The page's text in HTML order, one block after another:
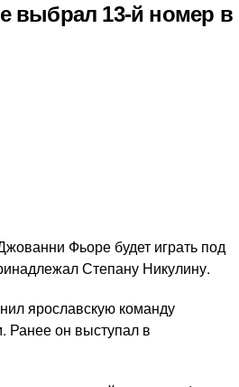
выбрал 13-й номер в
Фьоре будет играть под
Степану Никулину.
ярославскую команду
он выступал в